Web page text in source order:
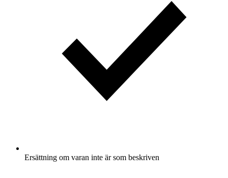
Ersättning om varan inte är som beskriven